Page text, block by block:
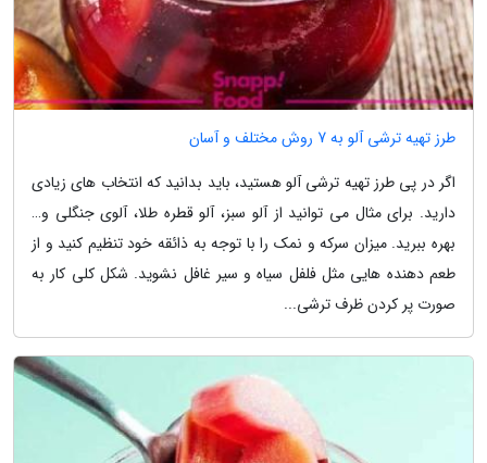
طرز تهیه ترشی آلو به 7 روش مختلف و آسان
اگر در پی طرز تهیه ترشی آلو هستید، باید بدانید که انتخاب های زیادی
دارید. برای مثال می توانید از آلو سبز، آلو قطره طلا، آلوی جنگلی و…
بهره ببرید. میزان سرکه و نمک را با توجه به ذائقه خود تنظیم کنید و از
طعم دهنده هایی مثل فلفل سیاه و سیر غافل نشوید. شکل کلی کار به
صورت پر کردن ظرف ترشی...